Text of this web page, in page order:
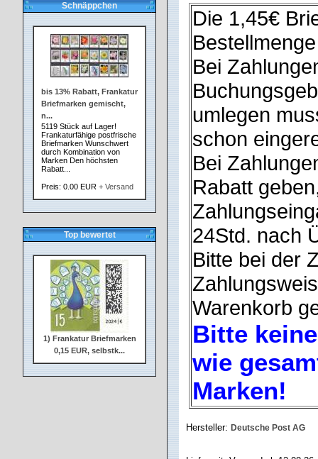
Schnäppchen
bis 13% Rabatt, Frankatur
Briefmarken gemischt,
n...
5119 Stück auf Lager!
Frankaturfähige postfrische
Briefmarken Wunschwert
durch Kombination von
Marken Den höchsten
Rabatt...
Preis: 0.00 EUR + Versand
Top bewertet
1) Frankatur Briefmarken
0,15 EUR, selbstk...
Die 1,45€
Bei
umlegen
schon
Bei
Rabatt
24Std. nach
Bitte bei der
Warenkorb
Bitte
wie
Marken!
Hersteller: Deutsche Post AG